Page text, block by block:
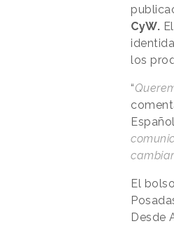
CyW.
los
“
El
Desde